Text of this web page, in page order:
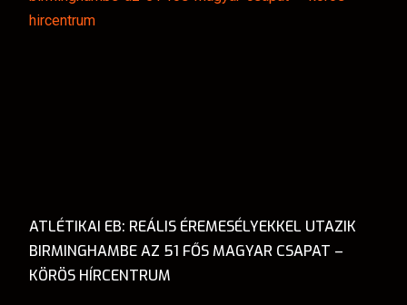
ATLÉTIKAI EB: REÁLIS ÉREMESÉLYEKKEL UTAZIK
BIRMINGHAMBE AZ 51 FŐS MAGYAR CSAPAT –
KÖRÖS HÍRCENTRUM